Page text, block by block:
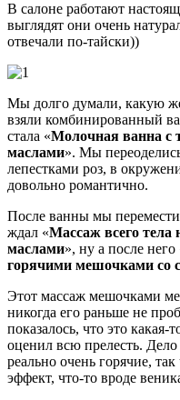
В салоне работают
выглядят они очень
отвечали по-тайски))
Мы долго думали, какую
взяли комбинированный
стала «Молочная ванна с
маслами». Мы
лепестками роз, в
довольно романтично.
После ванны мы
ждал «Массаж всего
маслами», ну а после него
горячими мешочками со
Этот массаж мешочками
никогда его раньше не
показалось, что это какая-
оценил всю прелесть.
реально очень горячие,
эффект, что-то вроде